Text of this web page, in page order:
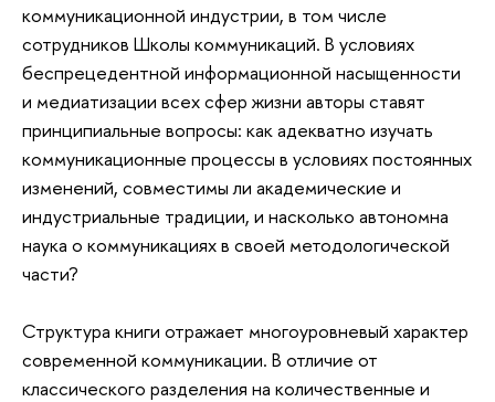
коммуникационной индустрии, в том числе
сотрудников Школы коммуникаций. В условиях
беспрецедентной информационной насыщенности
и медиатизации всех сфер жизни авторы ставят
принципиальные вопросы: как адекватно изучать
коммуникационные процессы в условиях постоянных
изменений, совместимы ли академические и
индустриальные традиции, и насколько автономна
наука о коммуникациях в своей методологической
части?
Структура книги отражает многоуровневый характер
современной коммуникации. В отличие от
классического разделения на количественные и